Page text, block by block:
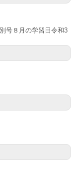
号８月の学習日令和3